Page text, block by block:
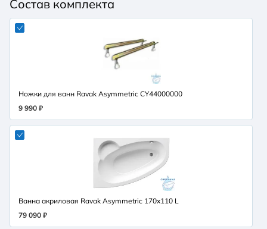
Состав комплекта
Ножки для ванн Ravak Asymmetric CY44000000
9 990 ₽
Ванна акриловая Ravak Asymmetric 170x110 L
79 090 ₽